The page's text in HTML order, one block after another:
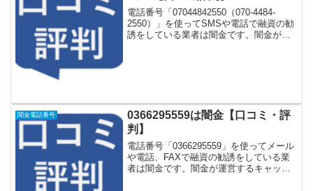
電話番号「07044842550（070-4484-
2550）」を使ってSMSや電話で融資の勧
誘をしている業者は闇金です。闇金が運
闇金電話番号
0366295559は闇金【口コミ・評
判】
電話番号「0366295559」を使ってメール
や電話、FAXで融資の勧誘をしている業
者は闇金です。闇金が運営するキャッシ